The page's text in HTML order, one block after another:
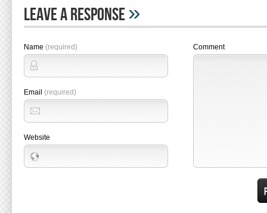
Leave A Response»
Name (required)
Email (required)
Website
Comment